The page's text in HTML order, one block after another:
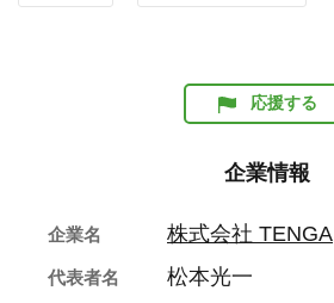
応援する
企業情報
企業名 株式会社 TENGA
代表者名 松本光一